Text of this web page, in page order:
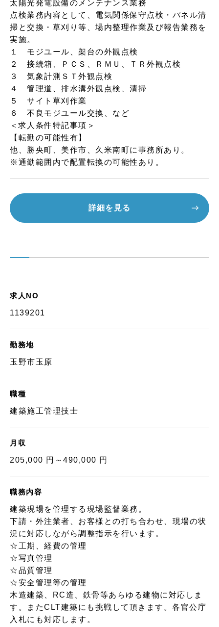
太陽光発電設備のメンテナンス業務
点検業務内容として、電気関係保守点検・パネル清
掃と交換・草刈り等、場内整理作業及び報告業務を
実施。
１ モジユール、架台の外観点検
２ 接続箱、ＰＣＳ、ＲＭＵ、ＴＲ外観点検
３ 気象計測ＳＴ外観点検
４ 管理道、排水溝外観点検、清掃
５ サイト草刈作業
６ 不良モジユール交換、など
＜求人条件特記事項＞
【転勤の可能性有】
他、勝央町、美作市、久米南町に事務所あり。
※通勤範囲内で配置転換の可能性あり。
詳細を見る
求人NO
1139201
勤務地
玉野市玉原
職種
建築施工管理技士
月収
205,000 円～490,000 円
職務内容
建築現場を管理する現場監督業務。
下請・外注業者、お客様との打ち合わせ、現場の状
況に対応しながら調整指示を行います。
☆工期、経費の管理
☆写真管理
☆品質管理
☆安全管理等の管理
木造建築、RC造、鉄骨等あらゆる建物に対応しま
す。またCLT建築にも挑戦して頂きます。各官公庁
入札にも対応します。